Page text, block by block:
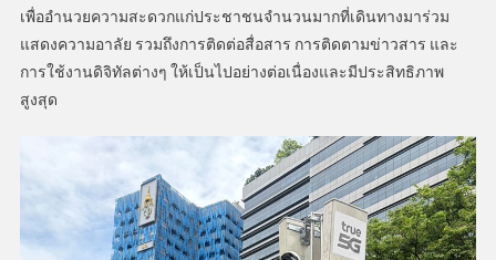
เพื่ออำนวยความสะดวกแก่ประชาชนจำนวนมากที่เดินทางมาร่วม
แสดงความอาลัย รวมถึงการติดต่อสื่อสาร การติดตามข่าวสาร และ
การใช้งานดิจิทัลต่างๆ ให้เป็นไปอย่างต่อเนื่องและมีประสิทธิภาพ
สูงสุด